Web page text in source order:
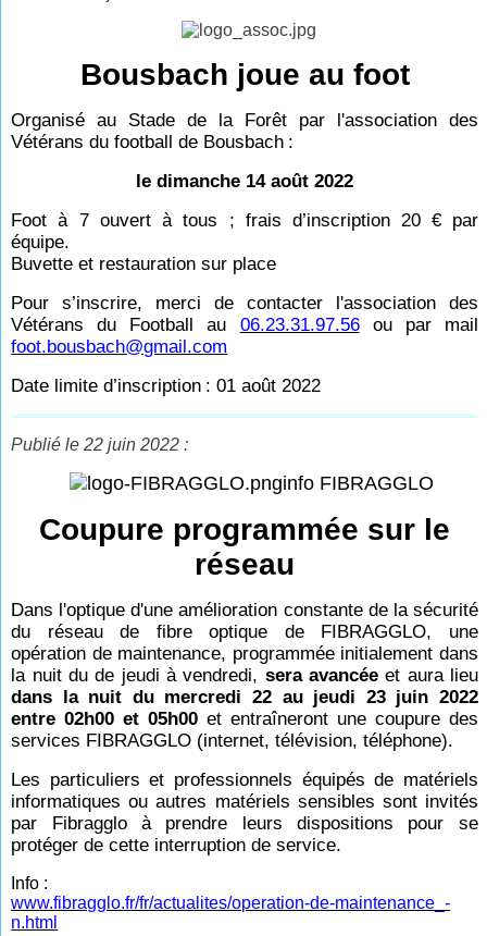
Bousbach joue au foot
Organisé au Stade de la Forêt par l'association des
Vétérans du football de Bousbach :
le dimanche 14 août 2022
Foot à 7 ouvert à tous ; frais d’inscription 20 € par
équipe.
Buvette et restauration sur place
Pour s’inscrire, merci de contacter l'association des
Vétérans du Football au 06.23.31.97.56ou par mail
foot.bousbach@gmail.com
Date limite d’inscription : 01 août 2022
Publié le 22 juin 2022 :
info FIBRAGGLO
Coupure programmée sur le
réseau
Dans l'optique d'une amélioration constante de la sécurité
du réseau de fibre optique de FIBRAGGLO, une
opération de maintenance, programmée initialement dans
la nuit du de jeudi à vendredi, sera avancéeet aura lieu
dans la nuit du mercredi 22 au jeudi 23 juin 2022
entre 02h00 et 05h00 et entraîneront une coupure des
services FIBRAGGLO (internet, télévision, téléphone).
Les particuliers et professionnels équipés de matériels
informatiques ou autres matériels sensibles sont invités
par Fibragglo à prendre leurs dispositions pour se
protéger de cette interruption de service.
Info :
www.fibragglo.fr/fr/actualites/operation-de-maintenance_-
n.html